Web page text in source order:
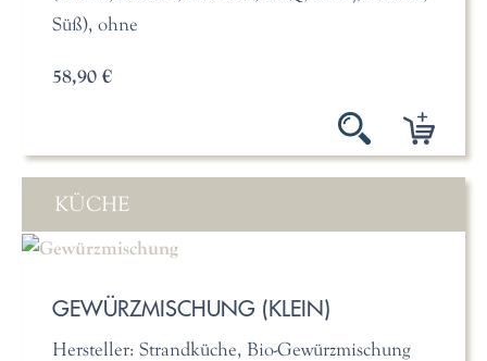
Süß), ohne
58,90 €
KÜCHE
GEWÜRZMISCHUNG (KLEIN)
Hersteller: Strandküche, Bio-Gewürzmischung